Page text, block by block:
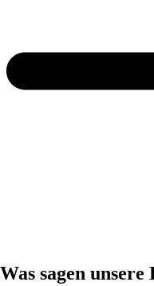
Was sagen